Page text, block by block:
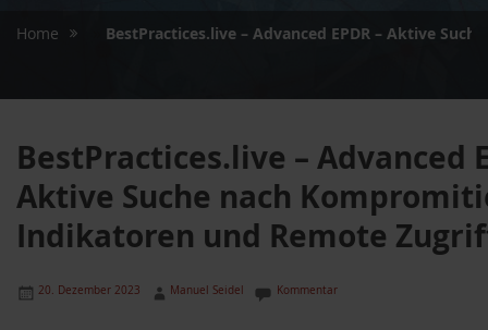
Home BestPractices.live – Advanced EPDR – Aktive
BestPractices.live – Advanced
Aktive Suche nach
Indikatoren und Remote
20. Dezember 2023 Manuel Seidel Kommentar